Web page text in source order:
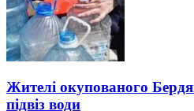
Жителі окупованого
підвіз води